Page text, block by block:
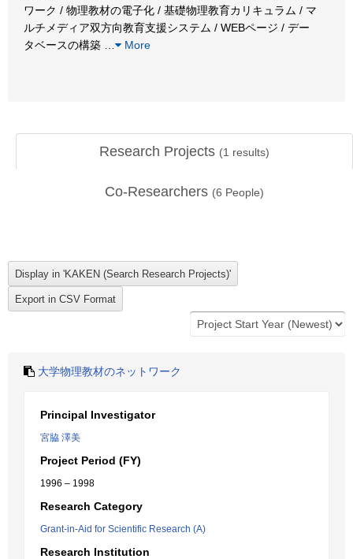
ワーク / 物理教材の電子化 / 基礎物理教育カリキュラム / マ
ルチメディア双方向教育支援システム / WEBページ / デー
タベースの構築
More
Research Projects (1 results)
Co-Researchers (6 People)
大学物理教材のネットワーク
Principal Investigator
宮脇 澤美
Project Period (FY)
1996 – 1998
Research Category
Grant-in-Aid for Scientific Research (A)
Research Institution